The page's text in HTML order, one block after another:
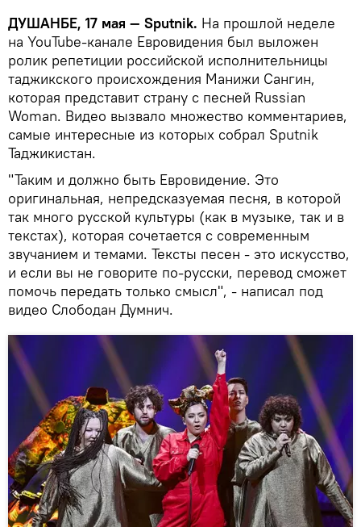
ДУШАНБЕ, 17 мая — Sputnik. На прошлой неделе
на YouTube-канале Евровидения был выложен
ролик репетиции российской исполнительницы
таджикского происхождения Манижи Сангин,
которая представит страну с песней Russian
Woman. Видео вызвало множество комментариев,
самые интересные из которых собрал Sputnik
Таджикистан.
"Таким и должно быть Евровидение. Это
оригинальная, непредсказуемая песня, в которой
так много русской культуры (как в музыке, так и в
текстах), которая сочетается с современным
звучанием и темами. Тексты песен - это искусство,
и если вы не говорите по-русски, перевод сможет
помочь передать только смысл", - написал под
видео Слободан Думнич.